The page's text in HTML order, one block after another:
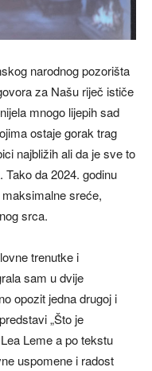
narodnog pozorišta
za Našu riječ ističe
mnogo lijepih sad
ostaje gorak trag
najbližih ali da je sve to
da 2024. godinu
sreće,
srca.
trenutke i
sam u dvije
opozit jedna drugoj i
„Što je
Leme a po tekstu
uspomene i radost